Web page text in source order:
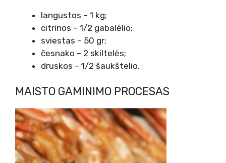
langustos – 1 kg;
citrinos – 1/2 gabalėlio;
sviestas – 50 gr;
česnako – 2 skiltelės;
druskos – 1/2 šaukštelio.
MAISTO GAMINIMO PROCESAS